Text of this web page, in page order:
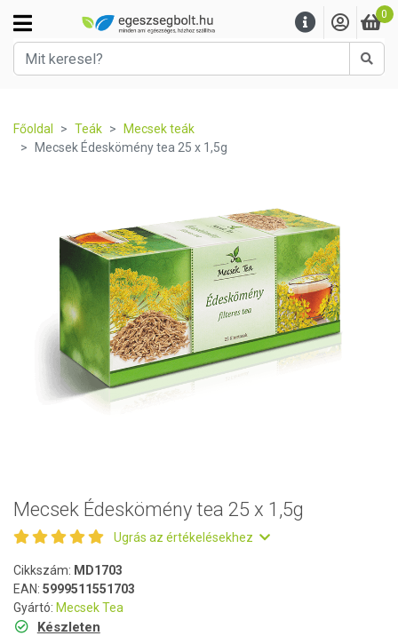
0
Főoldal Teák
Mecsek teák
Mecsek Édeskömény tea 25 x 1,5g
Mecsek Édeskömény tea 25 x 1,5g
Ugrás az értékelésekhez
Cikkszám: MD1703
EAN: 5999511551703
Gyártó: Mecsek Tea
Készleten